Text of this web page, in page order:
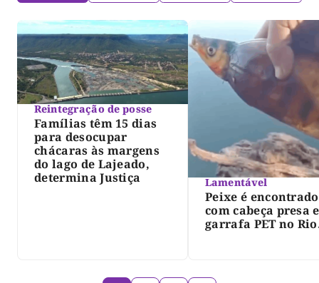
Reintegração de posse
Famílias têm 15 dias
para desocupar
chácaras às margens
do lago de Lajeado,
determina Justiça
Lamentável
Peixe é encontrado
com cabeça presa
garrafa PET no Rio